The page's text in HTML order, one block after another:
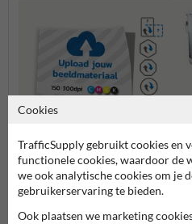
Vloerstickers
Cookies
TrafficSupply gebruikt cookies en
functionele cookies, waardoor de
we ook analytische cookies om je
gebruikerservaring te bieden.
Ook plaatsen we marketing